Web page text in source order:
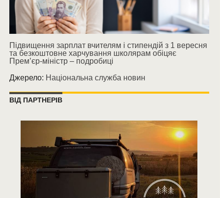
Підвищення зарплат вчителям і стипендій з 1 вересня
та безкоштовне харчування школярам обіцяє
Прем’єр-міністр – подробиці
Джерело: Національна служба новин
ВІД ПАРТНЕРІВ